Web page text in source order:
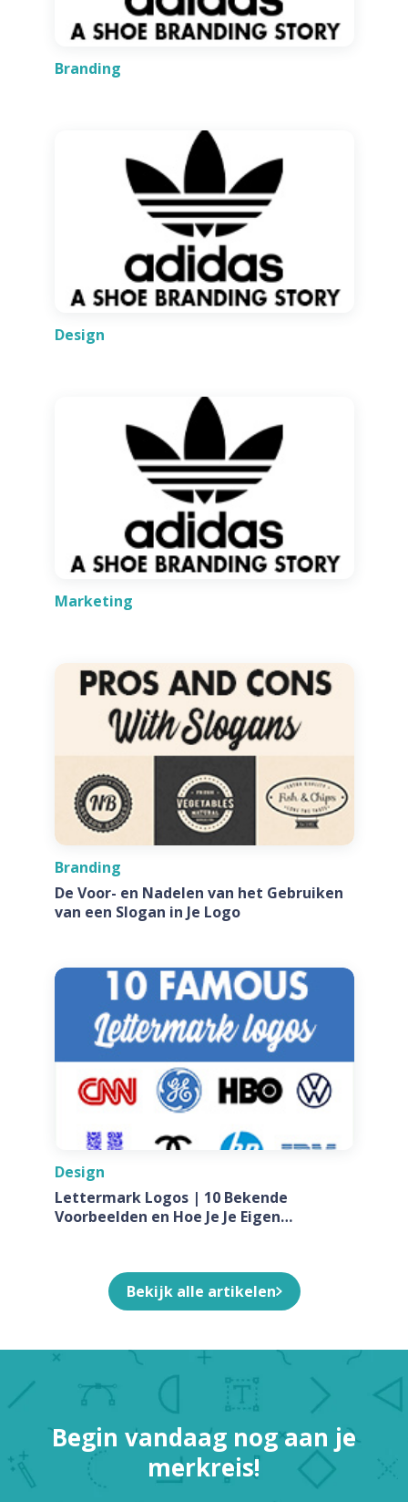
Branding
Design
Marketing
Branding
De Voor- en Nadelen van het Gebruiken
van een Slogan in Je Logo
Design
Lettermark Logos | 10 Bekende
Voorbeelden en Hoe Je Je Eigen
Bekijk alle artikelen
Begin vandaag nog aan je
merkreis!